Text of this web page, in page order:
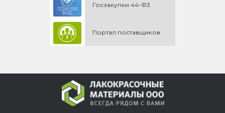
Госзакупки 44-Ф3
Портал поставщиков